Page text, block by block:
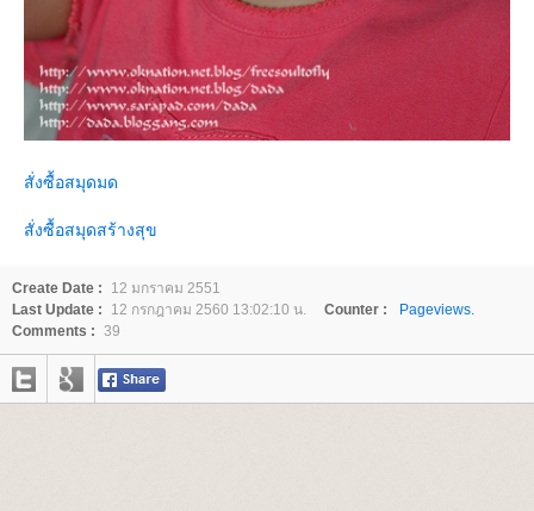
สั่งซื้อสมุดมด
สั่งซื้อสมุดสร้างสุข
Create Date :
12 มกราคม 2551
Last Update :
12 กรกฎาคม 2560 13:02:10 น. Counter :
Pageviews.
Comments : 39